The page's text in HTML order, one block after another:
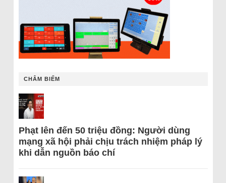
CHÂM BIẾM
Phạt lên đến 50 triệu đồng: Người dùng
mạng xã hội phải chịu trách nhiệm pháp lý
khi dẫn nguồn báo chí